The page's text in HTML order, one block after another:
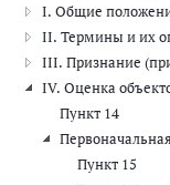
I. Общие
II. Термины и их
III. Признание
IV. Оценка
Пункт 14
Пункт 15